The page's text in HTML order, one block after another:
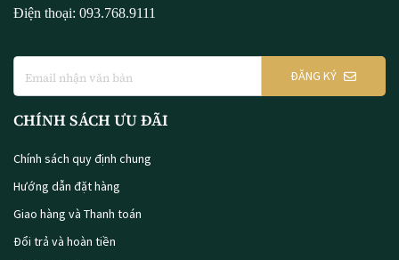
Điện thoại: 093.768.9111
ĐĂNG KÝ
CHÍNH SÁCH ƯU ĐÃI
Chính sách quy định chung
Hướng dẫn đặt hàng
Giao hàng và Thanh toán
Đổi trả và hoàn tiền